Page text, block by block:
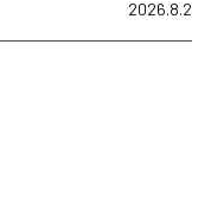
2026.8.2